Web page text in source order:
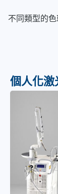
不同類型的
個人化激